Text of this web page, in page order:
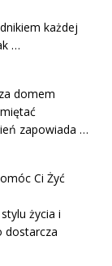
każdej
…
domem
zapowiada …
Ci Żyć
życia i
dostarcza